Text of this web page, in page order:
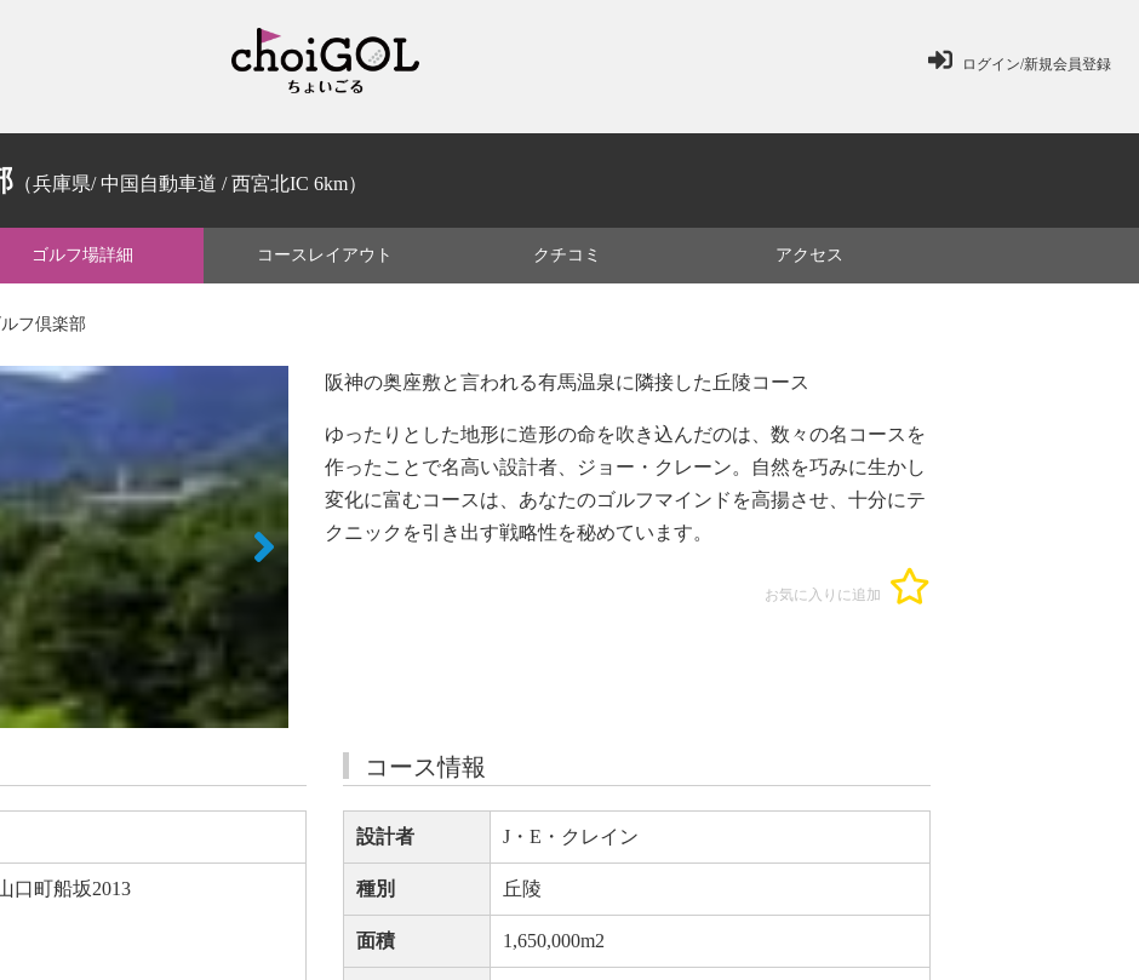
ログイン/新規会員登録
（兵庫県/ 中国自動車道 / 西宮北IC 6km）
ゴルフ場詳細 コース レイアウト クチコミ アクセス
フ倶楽部
阪神の奥座敷と言われる有馬温泉に隣接した丘陵コース
ゆったりとした地形に造形の命を吹き込んだのは、数々の名コースを
作ったことで名高い設計者、ジョー・クレーン。自然を巧みに生かし
変化に富むコースは、あなたのゴルフマインドを高揚させ、十分にテ
クニックを引き出す戦略性を秘めています。
お気に入りに追加
口町船坂2013
コース情報
設計者 J・E・クレイン
種別 丘陵
面積 1,650,000m2